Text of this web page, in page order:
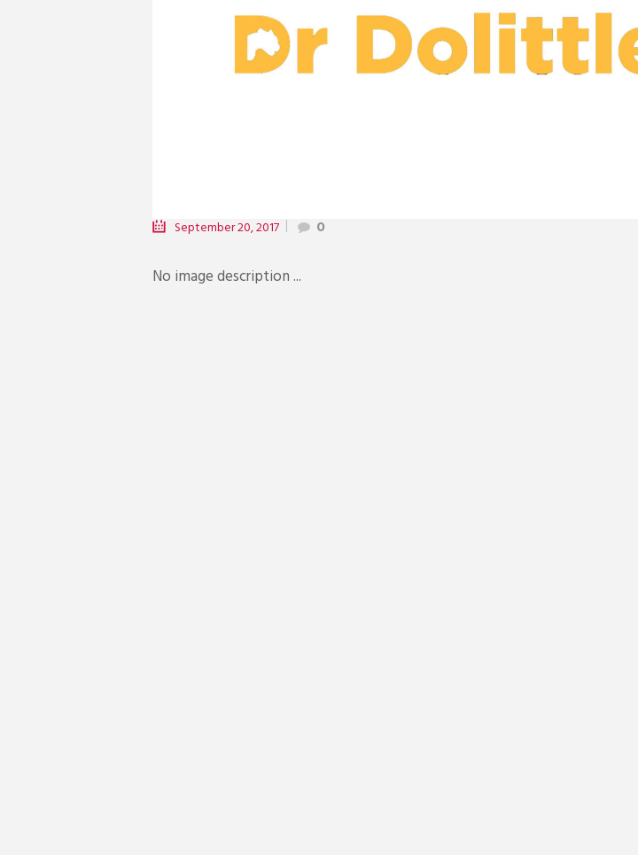
September 20, 2017 0
No image description ...